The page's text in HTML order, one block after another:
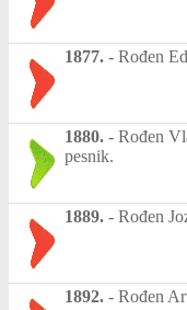
1877. - Rođen
1880. - Rođen
pesnik.
1889. - Rođen
1892. - Rođen